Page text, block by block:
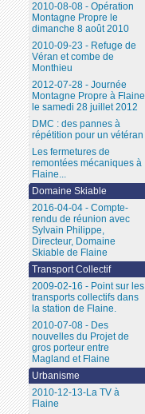
2010-08-08 - Opération
Montagne Propre le
dimanche 8 août 2010
2010-09-23 - Refuge de
Véran et combe de
Monthieu
2012-07-28 - Journée
Montagne Propre à Flaine
le samedi 28 juillet 2012
DMC : des pannes à
répétition pour un vétéran
Les fermetures de
remontées mécaniques à
Flaine...
Domaine Skiable
2016-04-04 - Compte-
rendu de réunion avec
Sylvain Philippe,
Directeur, Domaine
Skiable de Flaine
Transport Collectif
2009-02-16 - Point sur les
transports collectifs dans
la station de Flaine.
2010-07-08 - Des
nouvelles du Projet de
gros porteur entre
Magland et Flaine
Urbanisme
2010-12-13-La TV à
Flaine